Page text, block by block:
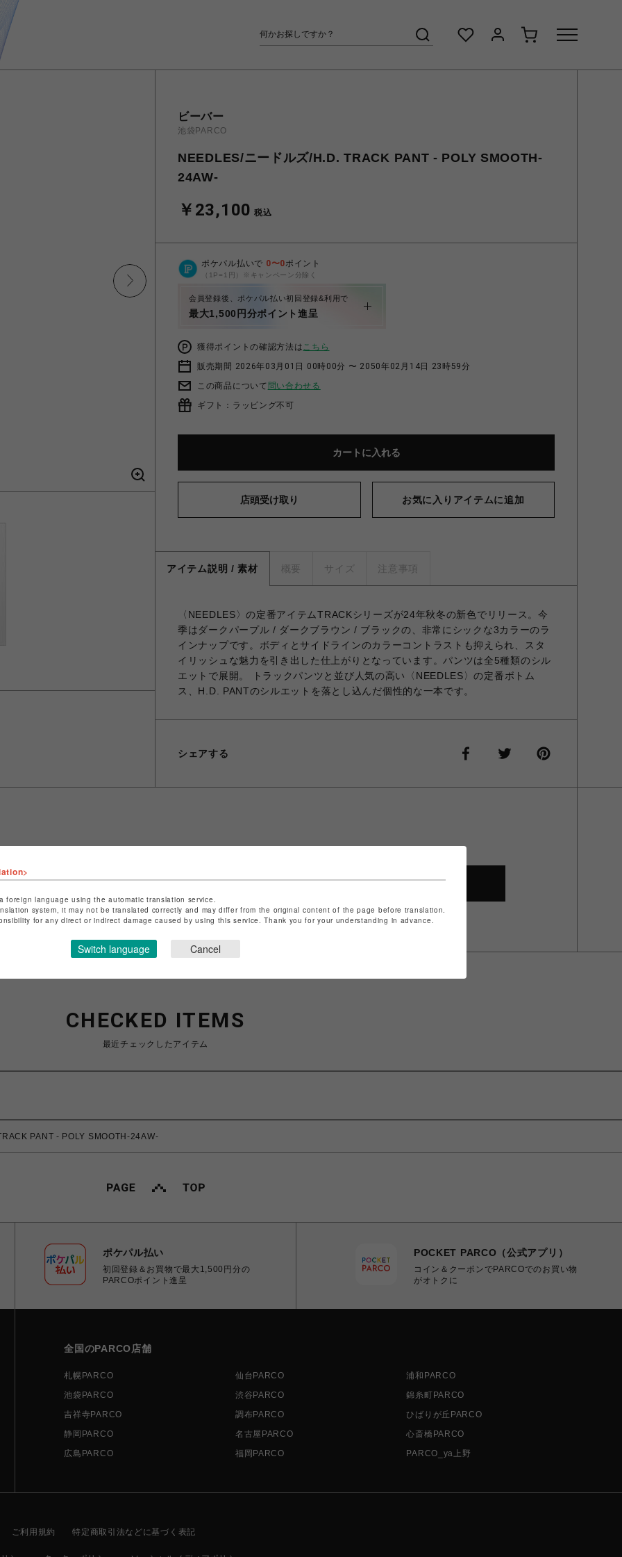
ビーバー
池袋PARCO
NEEDLES/ニードルズ/H.D. TRACK PANT - POLY SMOOTH-
24AW-
￥23,100 税込
ポケパル払いで 0〜0ポイント
（1P=1円）※キャンペーン分除く
会員登録後、ポケパル払い初回登録&利用で
最大1,500円分ポイント進呈
獲得ポイントの確認方法はこちら
販売期間 2026年03月01日 00時00分 〜 2050年02月14日 23時59分
この商品について 問い合わせる
ギフト：ラッピング不可
カートに入れる
店頭受け取り お気に入りアイテムに追加
アイテム説明 / 素材 概要 サイズ 注意事項
〈NEEDLES〉の定番アイテムTRACKシリーズが24年秋冬の新色でリリース。今
季はダークパープル / ダークブラウン / ブラックの、非常にシックな3カラーのラ
インナップです。ボディとサイドラインのカラーコントラストも抑えられ、スタ
イリッシュな魅力を引き出した仕上がりとなっています。パンツは全5種類のシル
エットで展開。 トラックパンツと並び人気の高い〈NEEDLES〉の定番ボトム
ス、H.D. PANTのシルエットを落とし込んだ個性的な一本です。
シェアする
舗名
定商取引法など法令に基づく表記はこちら
ョップお問い合わせはこちら
SHOP TOP
CHECKED ITEMS
最近チェックしたアイテム
PANT - POLY SMOOTH-24AW-
ポケパル払い
初回登録＆お買物で最大1,500円分の
PARCOポイント進呈
POCKET PARCO（公式アプリ）
コイン＆クーポンでPARCOでのお買い物
がオトクに
全国のPARCO店舗
札幌PARCO 仙台PARCO
浦和PARCO
池袋PARCO
渋谷PARCO
錦糸町PARCO
吉祥寺PARCO
調布PARCO
ひばりが丘PARCO
静岡PARCO
名古屋PARCO
心斎橋PARCO
広島PARCO
福岡PARCO PARCO_ya上野
ご利用規約 特定商取引法などに基づく表記
foreign language using the automatic translation service.
system, it may not be translated correctly and may differ from the original content of the page before translation.
for any direct or indirect damage caused by using this service. Thank you for your understanding in advance.
Switch language Cancel